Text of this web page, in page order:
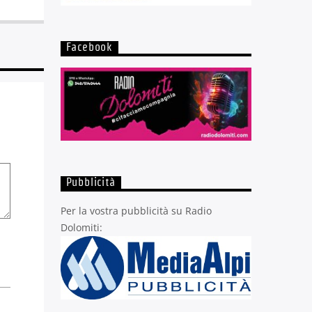
Facebook
Pubblicità
Per la vostra pubblicità su Radio
Dolomiti: